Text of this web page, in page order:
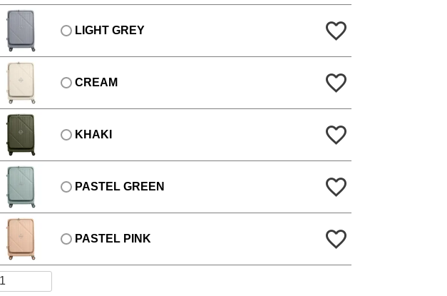
LIGHT GREY
CREAM
KHAKI
PASTEL GREEN
PASTEL PINK